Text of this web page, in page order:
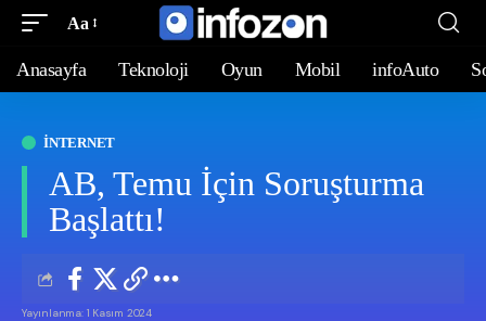
Aa
Anasayfa Teknoloji Oyun Mobil infoAuto
İNTERNET
AB, Temu İçin Soruşturma
Başlattı!
Yayınlanma: 1 Kasım 2024